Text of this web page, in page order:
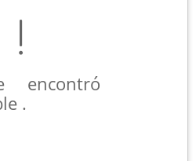
encontró
.